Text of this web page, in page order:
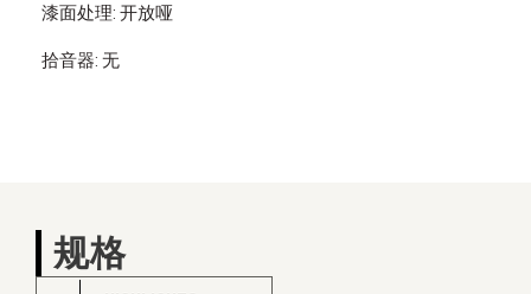
漆面处理: 开放哑
拾音器: 无
规格